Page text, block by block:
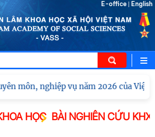
E-office English
môn, nghiệp vụ năm 2026 của Viện
HỌC BÀI NGHIÊN CỨU